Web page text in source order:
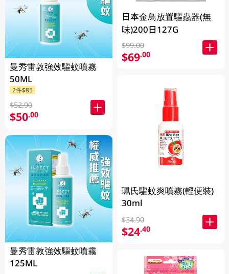
曼秀雷敦強效驅蚊噴霧
50ML
2件$85
$52.90
$50.00
曼秀雷敦強效驅蚊噴霧
125ML
日本金鳥放置驅蟲器(無
味)200日127G
$99.00
$69.00
珮氏驅蚊爽噴霧(輕便裝)
30ml
$34.90
$24.40